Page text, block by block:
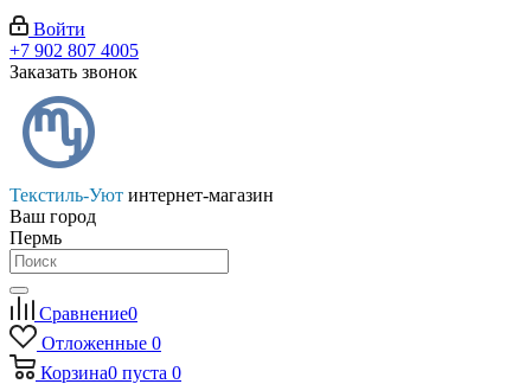
Войти
+7 902 807 4005
Заказать звонок
Текстиль-Уют интернет-магазин
Ваш город
Пермь
Сравнение0
Отложенные 0
Корзина0 пуста 0